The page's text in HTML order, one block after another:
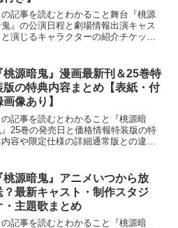
の記事を読むとわかること舞台『桃源
』の公演日程と劇場情報出演キャス
と演じるキャラクターの紹介チケット
化！「誰がどのキャラクターを演じる
か」「公演スケジュール...
桃源暗鬼』漫画最新刊＆25巻特
版の特典内容まとめ【表紙・付
画像あり】
の記事を読むとわかること『桃源暗
』25巻の発売日と価格情報特装版の特
容や限定仕様の詳細通常版との違い
特装版にはどんな特典がついている
？」「表紙や付録はど...
桃源暗鬼』アニメいつから放
？最新キャスト・制作スタジ
・主題歌まとめ
の記事を読むとわかること『桃源暗